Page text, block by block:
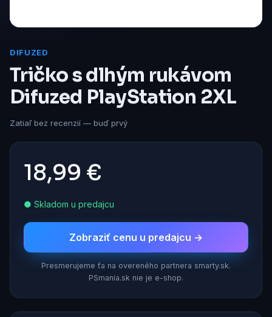
DIFUZED
Tričko s dlhým rukávom
Difuzed PlayStation 2XL
Zatiaľ bez recenzií — buď prvý
18,99 €
● Skladom u predajcu
Zobraziť cenu u predajcu →
Presmerujeme ťa na overeného partnera smarty.sk.
PSmania.sk nie je e-shop.